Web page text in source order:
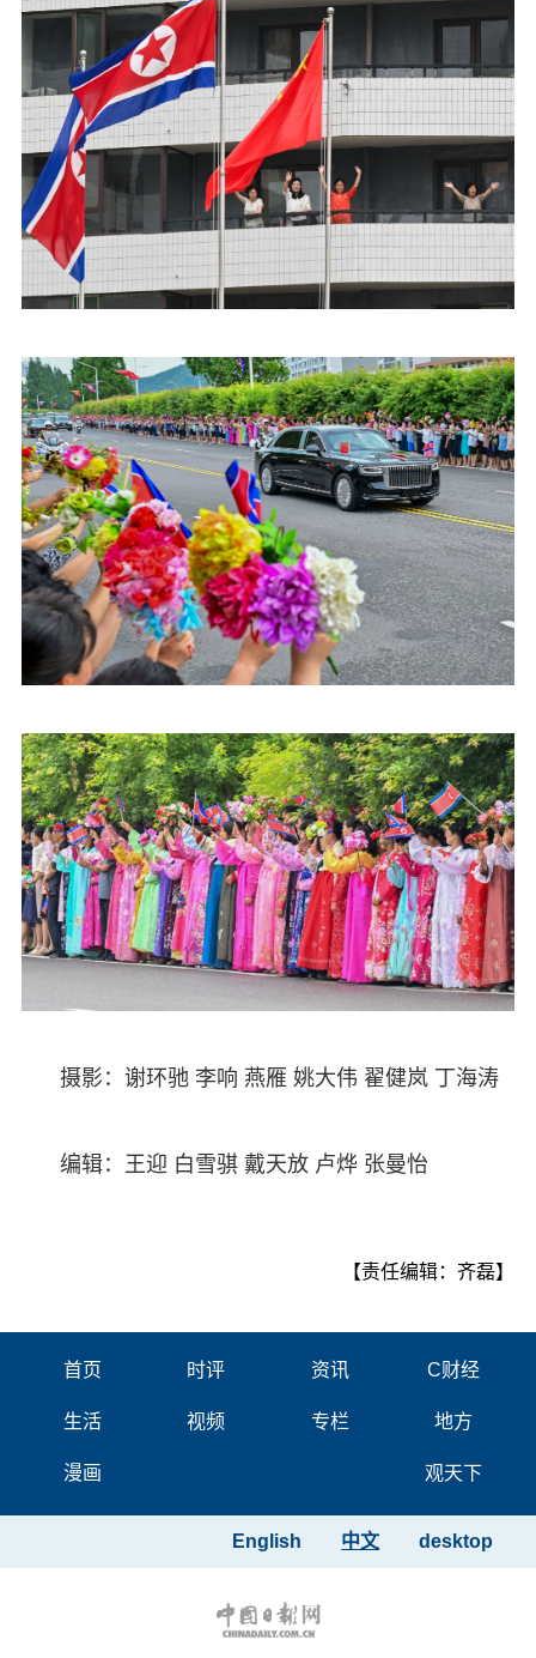
摄影：谢环驰 李响 燕雁 姚大伟 翟健岚 丁海涛
编辑：王迎 白雪骐 戴天放 卢烨 张曼怡
【责任编辑：齐磊】
首页 时评 资讯 C财经
生活 视频 专栏 地方
漫画 观天下
desktop
中文
English